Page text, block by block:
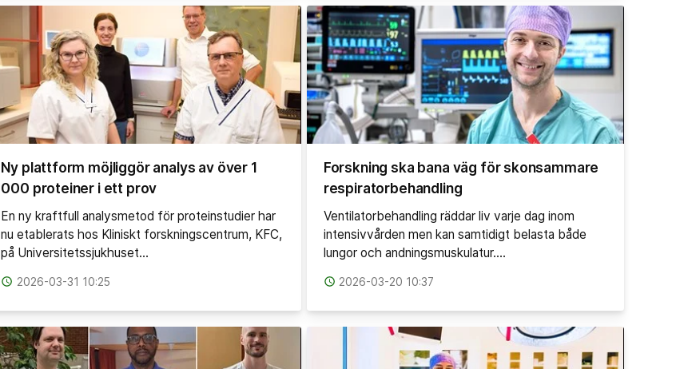
Ny plattform möjliggör analys av över 1
000 proteiner i ett prov
En ny kraftfull analysmetod för proteinstudier har
nu etablerats hos Kliniskt forskningscentrum, KFC,
på Universitetssjukhuset…
access_time 2026-03-31 10:25
Forskning ska bana väg för skonsammare
respiratorbehandling
Ventilatorbehandling räddar liv varje dag inom
intensivvården men kan samtidigt belasta både
lungor och andningsmuskulatur.…
access_time 2026-03-20 10:37